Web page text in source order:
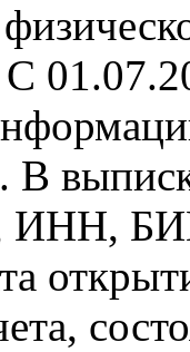
В
ИНН,